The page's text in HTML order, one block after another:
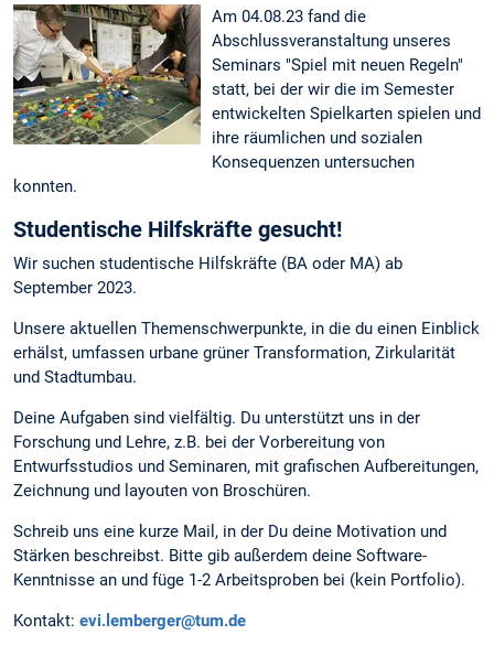
Am 04.08.23 fand die
Abschlussveranstaltung unseres
Seminars "Spiel mit neuen Regeln"
statt, bei der wir die im Semester
entwickelten Spielkarten spielen und
ihre räumlichen und sozialen
Konsequenzen untersuchen
konnten.
Studentische Hilfskräfte gesucht!
Wir suchen studentische Hilfskräfte (BA oder MA) ab
September 2023.
Unsere aktuellen Themenschwerpunkte, in die du einen Einblick
erhälst, umfassen urbane grüner Transformation, Zirkularität
und Stadtumbau.
Deine Aufgaben sind vielfältig. Du unterstützt uns in der
Forschung und Lehre, z.B. bei der Vorbereitung von
Entwurfsstudios und Seminaren, mit grafischen Aufbereitungen,
Zeichnung und layouten von Broschüren.
Schreib uns eine kurze Mail, in der Du deine Motivation und
Stärken beschreibst. Bitte gib außerdem deine Software-
Kenntnisse an und füge 1-2 Arbeitsproben bei (kein Portfolio).
Kontakt: evi.lemberger@tum.de